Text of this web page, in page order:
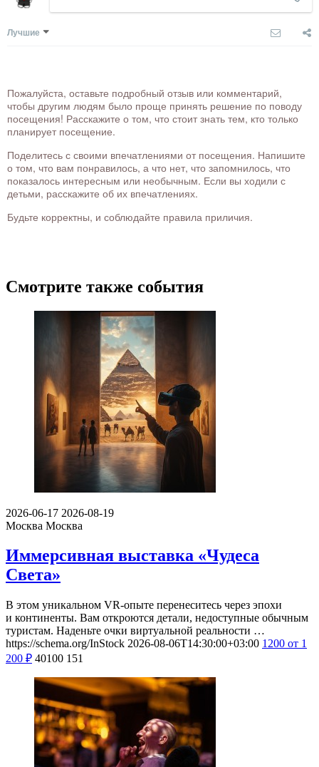
Лучшие
Пожалуйста, оставьте подробный отзыв или комментарий,
чтобы другим людям было проще принять решение по поводу
посещения! Расскажите о том, что стоит знать тем, кто только
планирует посещение.
Поделитесь с своими впечатлениями от посещения. Напишите
о том, что вам понравилось, а что нет, что запомнилось, что
показалось интересным или необычным. Если вы ходили с
детьми, расскажите об их впечатлениях.
Будьте корректны, и соблюдайте правила приличия.
Смотрите также события
2026-06-17 2026-08-19
Москва Москва
Иммерсивная выставка «Чудеса
Света»
В этом уникальном VR-опыте перенеситесь через эпохи
и континенты. Вам откроются детали, недоступные обычным
туристам. Наденьте очки виртуальной реальности …
https://schema.org/InStock 2026-08-06T14:30:00+03:00 1200 от 1
200 ₽ 40100 151